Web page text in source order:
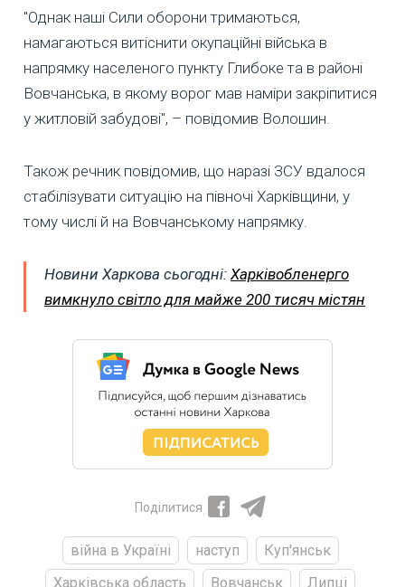
"Однак наші Сили оборони тримаються,
намагаються витіснити окупаційні війська в
напрямку населеного пункту Глибоке та в районі
Вовчанська, в якому ворог мав наміри закріпитися
у житловій забудові", – повідомив Волошин.
Також речник повідомив, що наразі ЗСУ вдалося
стабілізувати ситуацію на півночі Харківщини, у
тому числі й на Вовчанському напрямку.
Новини Харкова сьогодні: Харківобленерго
вимкнуло світло для майже 200 тисяч містян
Поділитися
війна в Україні наступ
Куп'янськ
Харківська область
Вовчанськ
Липці